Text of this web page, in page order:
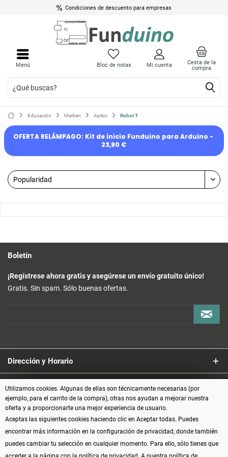
Condiciones de descuento para empresas
Cesta de la
compra
Bloc de notas Mi cuenta
Menú
Educación Marken Apitor Robot T
OFERTA RELÁMPAGO: Kit de inicio Funduino para Arduino -
23,90 €
Boletín
¡Regístrese ahora gratis y asegúrese un envío gratuito único!
Gratis. Sin spam. Sólo buenas ofertas.
Dirección y Horario
Servicio
Información
Formas de pago
Utilizamos cookies. Algunas de ellas son técnicamente necesarias (por
ejemplo, para el carrito de la compra), otras nos ayudan a mejorar nuestra
oferta y a proporcionarte una mejor experiencia de usuario.
Aceptas las siguientes cookies haciendo clic en Aceptar todas. Puedes
encontrar más información en la configuración de privacidad, donde también
puedes cambiar tu selección en cualquier momento. Para ello, sólo tienes que